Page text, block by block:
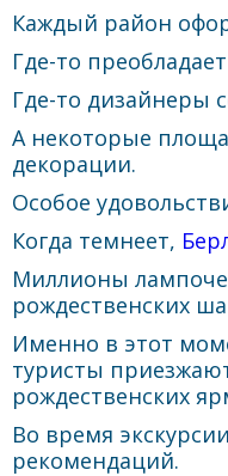
Каждый район
Где-то
Где-то дизайнеры
А некоторые
декорации.
Особое
Когда темнеет,
Миллионы
рождественских
Именно в этот
туристы
рождественских
Во время
рекомендаций.